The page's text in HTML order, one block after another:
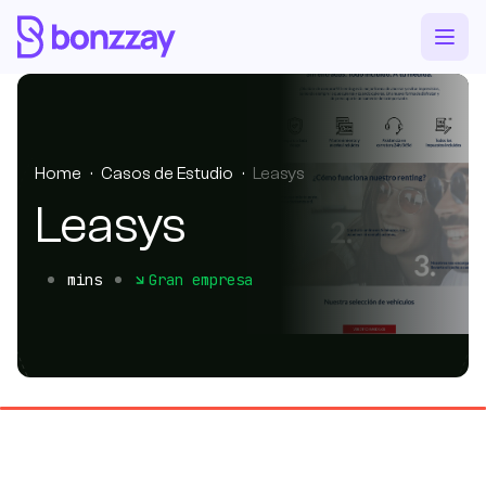
Home · Casos de Estudio · Leasys
Leasys
mins Gran empresa